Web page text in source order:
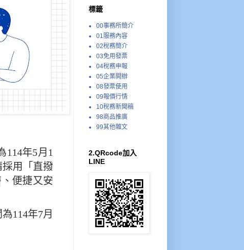
114年5月1
採用「直撥
便捷又安
114年7月
標籤
00事務所簡介
01服務內容
02稅務簡介
03免用發票
04稅務申報
05企業開辦
08發票使用
09報價行情
10稅務新聞稿
98商品推廣
99其他雜文
2.QRcode加入
LINE